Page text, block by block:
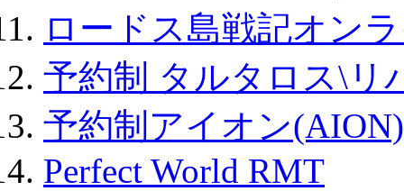
ロードス島戦記オン
予約制 タルタロス\リ
予約制アイオン
Perfect World RMT